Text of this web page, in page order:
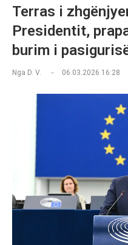
Terras i
Presidentit,
burim i
Nga D. V. 06.03.2026 16:28